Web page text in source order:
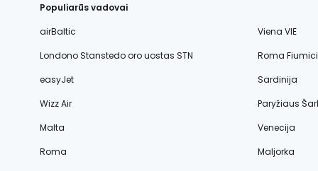
Populiarūs vadovai
airBaltic
Viena VIE
Londono Stanstedo oro uostas STN
Roma
easyJet
Sardinija
Wizz Air
Paryžiaus
Malta
Venecija
Roma
Maljorka